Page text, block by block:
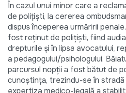
În cazul unui minor care a
de poliţişti, la cererea
dispus începerea urmăririi
fost reţinut de poliţişti, fiind
drepturile şi în lipsa avocatului,
a pedagogului/psihologului.
parcursul nopţii a fost bătut de
cunoştinţa, trezindu-se în stradă
expertiza medico-legală a